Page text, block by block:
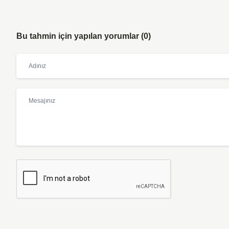
Bu tahmin için yapılan yorumlar (0)